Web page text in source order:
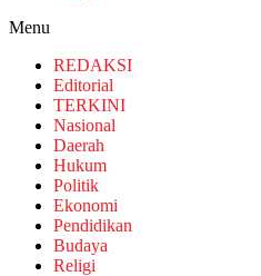
Menu
REDAKSI
Editorial
TERKINI
Nasional
Daerah
Hukum
Politik
Ekonomi
Pendidikan
Budaya
Religi